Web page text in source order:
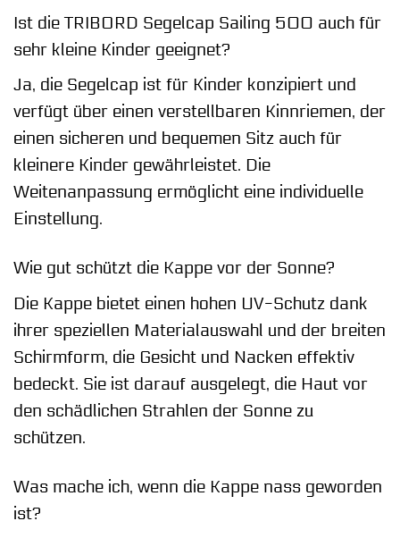
Ist die TRIBORD Segelcap Sailing 500 auch für
sehr kleine Kinder geeignet?
Ja, die Segelcap ist für Kinder konzipiert und
verfügt über einen verstellbaren Kinnriemen, der
einen sicheren und bequemen Sitz auch für
kleinere Kinder gewährleistet. Die
Weitenanpassung ermöglicht eine individuelle
Einstellung.
Wie gut schützt die Kappe vor der Sonne?
Die Kappe bietet einen hohen UV-Schutz dank
ihrer speziellen Materialauswahl und der breiten
Schirmform, die Gesicht und Nacken effektiv
bedeckt. Sie ist darauf ausgelegt, die Haut vor
den schädlichen Strahlen der Sonne zu
schützen.
Was mache ich, wenn die Kappe nass geworden
ist?